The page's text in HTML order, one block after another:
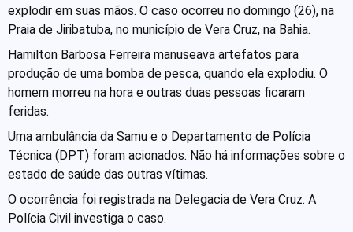
explodir em suas mãos. O caso ocorreu no domingo (26), na
Praia de Jiribatuba, no município de Vera Cruz, na Bahia.
Hamilton Barbosa Ferreira manuseava artefatos para
produção de uma bomba de pesca, quando ela explodiu. O
homem morreu na hora e outras duas pessoas ficaram
feridas.
Uma ambulância da Samu e o Departamento de Polícia
Técnica (DPT) foram acionados. Não há informações sobre o
estado de saúde das outras vítimas.
O ocorrência foi registrada na Delegacia de Vera Cruz. A
Polícia Civil investiga o caso.